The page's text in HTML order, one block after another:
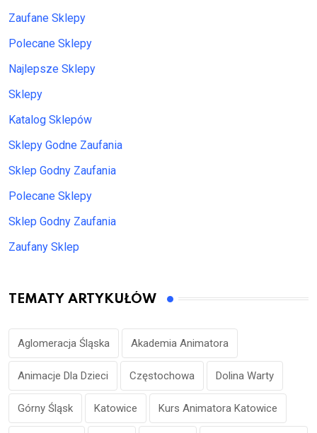
Zaufane Sklepy
Polecane Sklepy
Najlepsze Sklepy
Sklepy
Katalog Sklepów
Sklepy Godne Zaufania
Sklep Godny Zaufania
Polecane Sklepy
Sklep Godny Zaufania
Zaufany Sklep
TEMATY ARTYKUŁÓW
Aglomeracja Śląska Akademia Animatora
Animacje Dla Dzieci Częstochowa Dolina Warty
Górny Śląsk Katowice Kurs Animatora Katowice